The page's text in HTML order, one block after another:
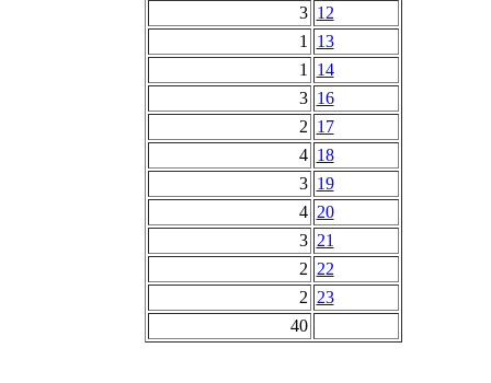
3 12
1
13
1
14
3 16
2 17
4 18
3 19
4 20
3 21
2 22
2 23
40